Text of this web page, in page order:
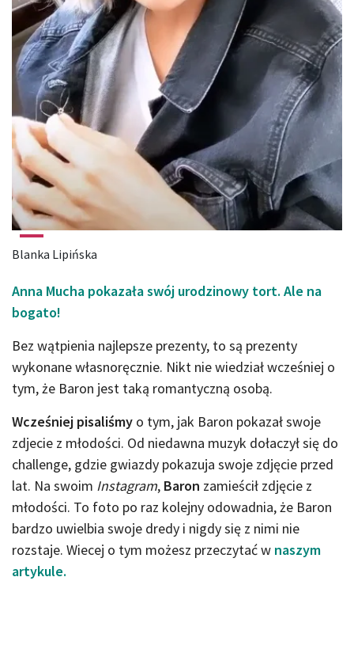
Blanka Lipińska
Anna Mucha pokazała swój urodzinowy tort. Ale na
bogato!
Bez wątpienia najlepsze prezenty, to są prezenty
wykonane własnoręcznie. Nikt nie wiedział wcześniej o
tym, że Baron jest taką romantyczną osobą.
Wcześniej pisaliśmy o tym, jak Baron pokazał swoje
zdjecie z młodości. Od niedawna muzyk dołaczył się do
challenge, gdzie gwiazdy pokazuja swoje zdjęcie przed
lat. Na swoim Instagram, Baron zamieścił zdjęcie z
młodości. To foto po raz kolejny odowadnia, że Baron
bardzo uwielbia swoje dredy i nigdy się z nimi nie
rozstaje. Wiecej o tym możesz przeczytać w naszym
artykule.